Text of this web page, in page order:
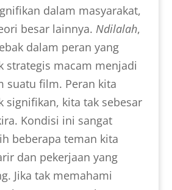
dalam masyarakat,
besar lainnya. Ndilalah,
dalam peran yang
strategis macam menjadi
suatu film. Peran kita
signifikan, kita tak sebesar
Kondisi ini sangat
beberapa teman kita
dan pekerjaan yang
Jika tak memahami